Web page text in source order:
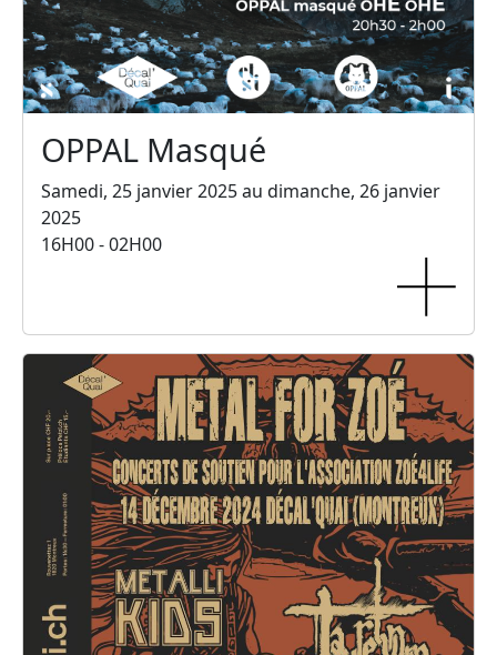
OPPAL Masqué
Samedi, 25 janvier 2025 au dimanche, 26 janvier
2025
16H00 - 02H00